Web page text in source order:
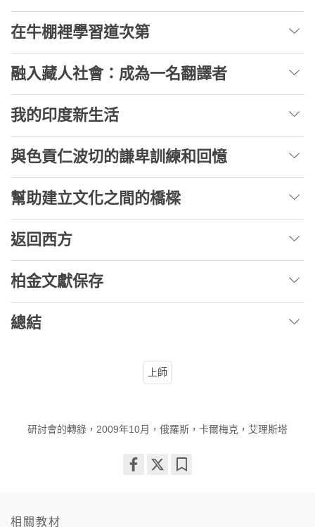
在牛棚裡學習道次第
融入藏人社會：成為一名翻譯者
我的印度新生活
與色貢仁波切的謙卑訓練和回憶
幫助建立文化之間的橋樑
返回西方
柏金文獻保存
總結
上師
研討會的轉錄，2009年10月，俄羅斯，卡爾梅克，艾理斯塔
相關教材